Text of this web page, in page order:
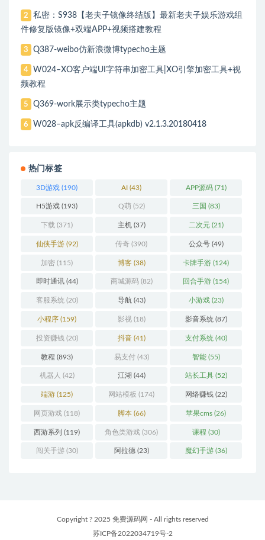
2
私密：S938【老夫子镜像终结版】最新老夫子娱乐游戏组
件修复版镜像+双端APP+视频搭建教程
3 Q387-weibo仿新浪微博typecho主题
4
W024–XO客户端UI字符串加密工具|XO引擎加密工具+视
频教程
5 Q369-work展示类typecho主题
6 W028–apk反编译工具(apkdb) v2.1.3.20180418
热门标签
3D游戏 (190) AI (43) APP源码(71)
H5游戏 (193) Q萌 (52) 三国 (83)
下载 (371) 主机(37) 二次元(21)
仙侠手游(92) 传奇 (390) 公众号(49)
加密 (115) 博客(38) 卡牌手游 (124)
即时通讯(44) 商城源码(82) 回合手游 (154)
客服系统 (20) 导航(43) 小游戏(23)
小程序 (159) 影视(18) 影音系统 (87)
投资赚钱 (20) 抖音(41) 支付系统 (40)
教程 (893) 易支付(43) 智能(55)
机器人 (42) 江湖 (44) 站长工具(52)
端游 (125) 网站模板 (174) 网络赚钱(22)
网页游戏 (118) 脚本(66) 苹果cms (26)
西游系列 (119) 角色类游戏 (306) 课程 (30)
闯关手游(30) 阿拉德(23) 魔幻手游(36)
Copyright ? 2025 免费源码网 - All rights reserved
苏ICP备2022034719号-2